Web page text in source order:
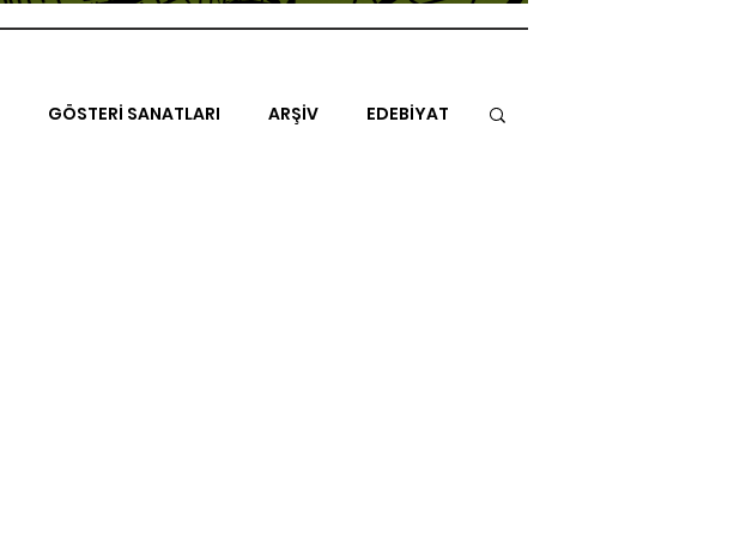
GÖSTERİ SANATLARI ARŞİV EDEBİYAT